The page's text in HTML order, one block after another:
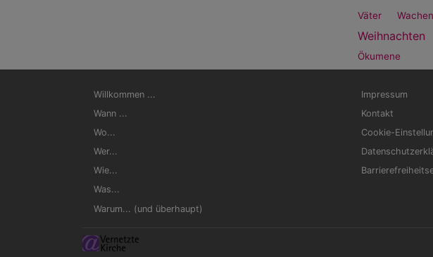
Väter
Weihnachten
Ökumene
Hauptnavigation
Willkommen ...
Wann ...
Wo...
Wer...
Wie...
Was...
Warum... (und überhaupt)
Impressum
Kontakt
Cookie-